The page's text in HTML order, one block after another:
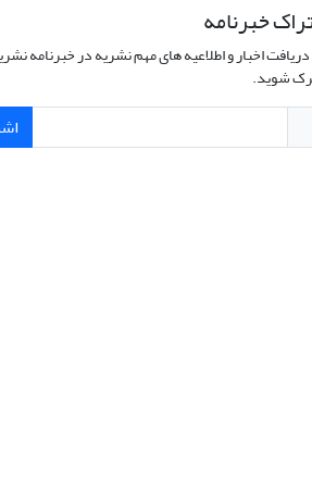
خبرنامه
اخبار و اطلاعیه های مهم نشریه در خبرنامه
شوید.